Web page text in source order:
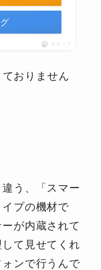
ポチップ
おりません
う、「スマー
イプの機材で
が内蔵されて
て見せてくれ
ンで行うんで